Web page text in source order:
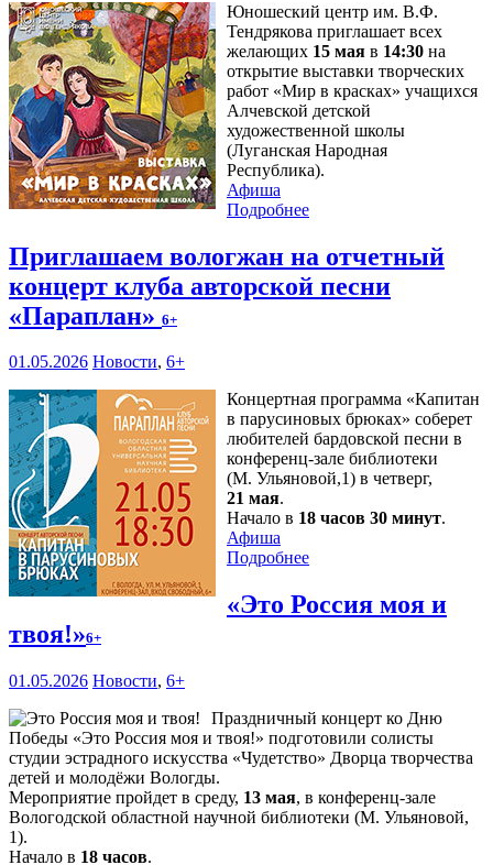
Юношеский центр им. В.Ф.
Тендрякова приглашает всех
желающих 15 мая в 14:30 на
открытие выставки творческих
работ «Мир в красках» учащихся
Алчевской детской
художественной школы
(Луганская Народная
Республика).
Афиша
Подробнее
Приглашаем вологжан на отчетный
концерт клуба авторской песни
«Параплан» 6+
01.05.2026 Новости, 6+
Концертная программа «Капитан
в парусиновых брюках» соберет
любителей бардовской песни в
конференц-зале библиотеки
(М. Ульяновой,1) в четверг,
21 мая.
Начало в 18 часов 30 минут.
Афиша
Подробнее
«Это Россия моя и
твоя!»6+
01.05.2026 Новости, 6+
Праздничный концерт ко Дню
Победы «Это Россия моя и твоя!» подготовили солисты
студии эстрадного искусства «Чудетство» Дворца творчества
детей и молодёжи Вологды.
Мероприятие пройдет в среду, 13 мая, в конференц-зале
Вологодской областной научной библиотеки (М. Ульяновой,
1).
Начало в 18 часов.